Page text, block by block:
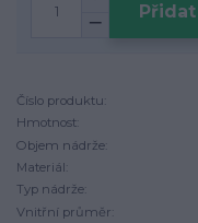
Číslo produktu:
Hmotnost:
Objem nádrže:
Materiál:
Typ nádrže:
Vnitřní průměr: